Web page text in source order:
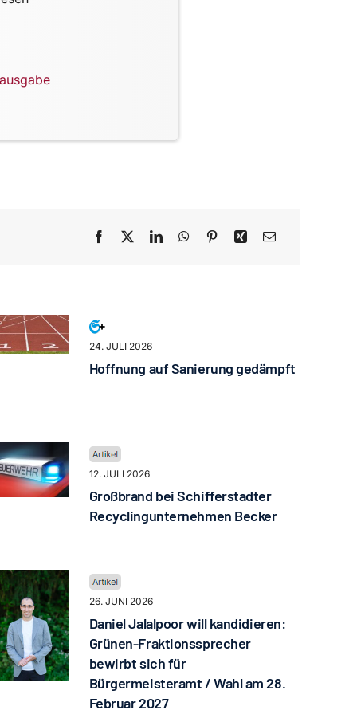
24. JULI 2026
Hoffnung auf Sanierung gedämpft
12. JULI 2026
Großbrand bei Schifferstadter
Recyclingunternehmen Becker
26. JUNI 2026
Daniel Jalalpoor will kandidieren:
Grünen-Fraktionssprecher
bewirbt sich für
Bürgermeisteramt / Wahl am 28.
Februar 2027